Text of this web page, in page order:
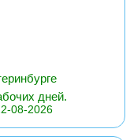
дней.
08-2026